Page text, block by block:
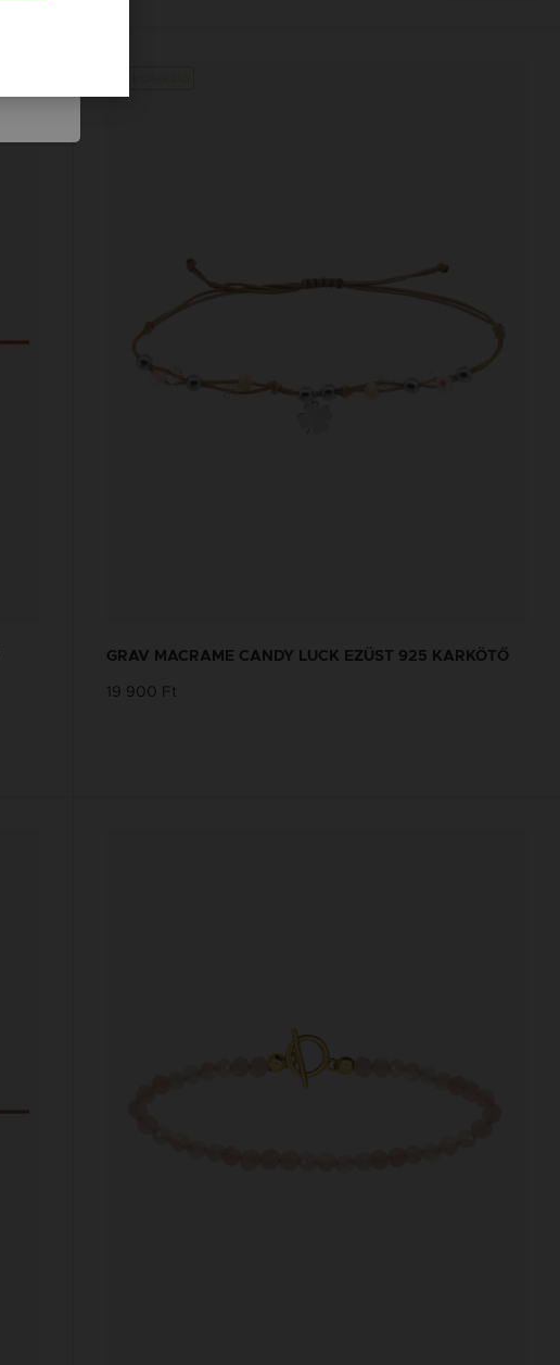
GRAV MACRAME CANDY LUCK EZÜST 925 KARKÖTŐ
19 900 Ft